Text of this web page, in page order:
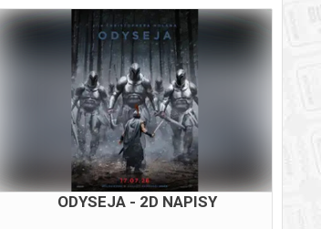
ODYSEJA - 2D NAPISY